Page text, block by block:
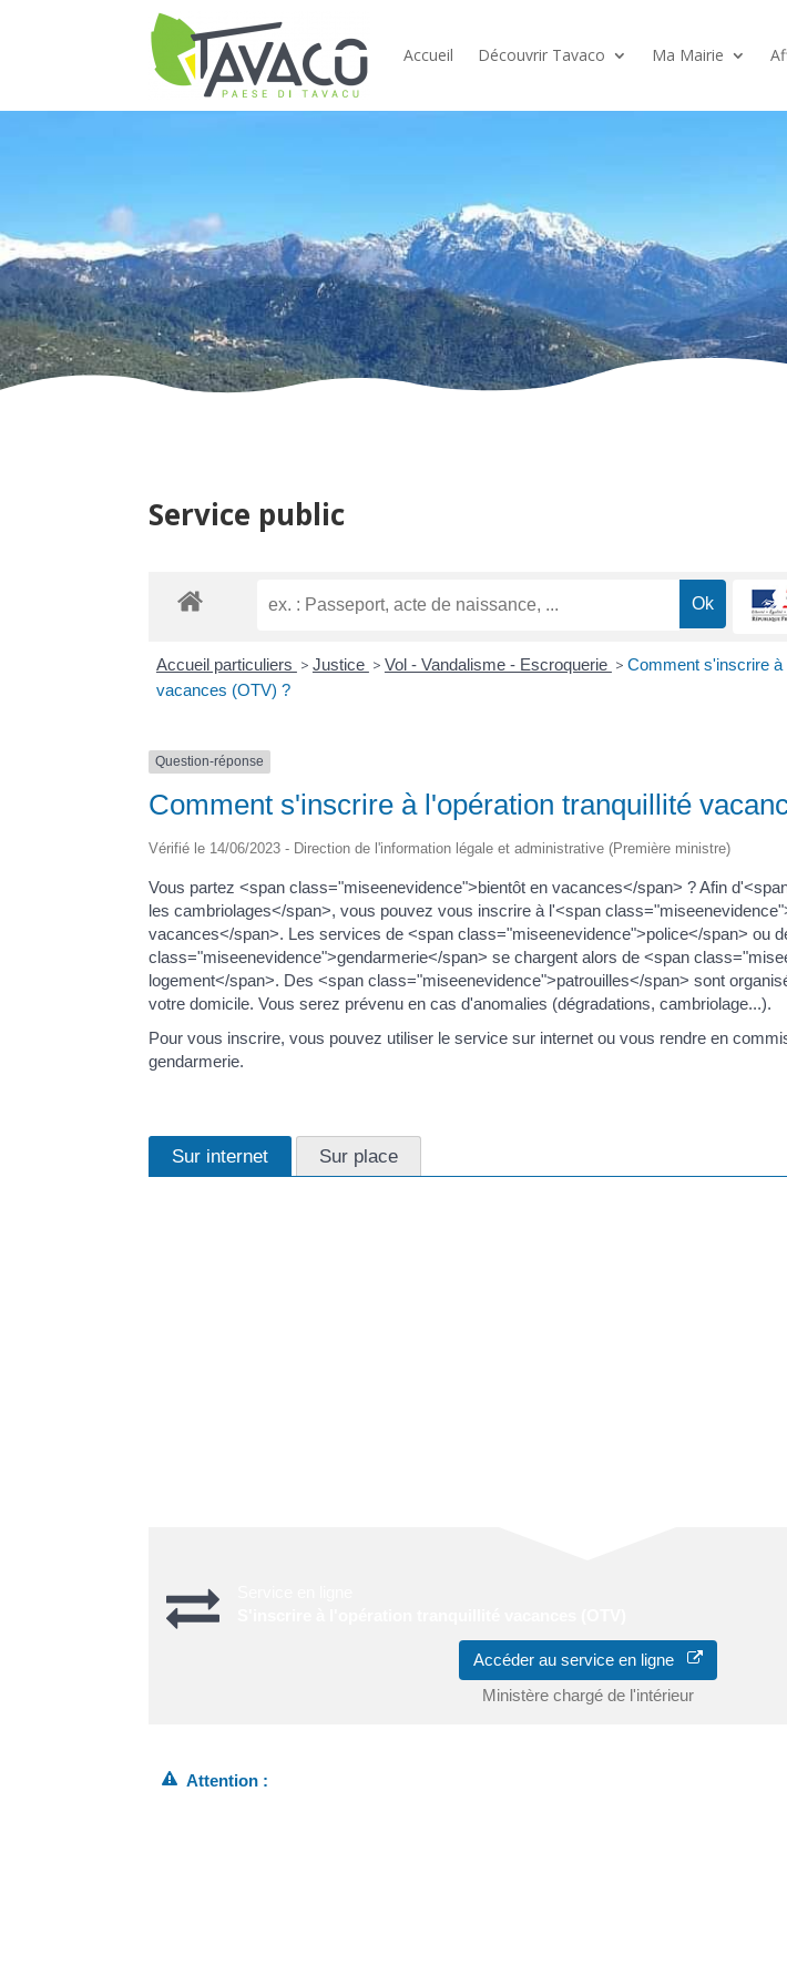
Accueil Découvrir Tavaco Ma Mairie
Service public
Accueil particuliers > Justice > Vol - Vandalisme - Escroquerie > Comment s'inscrire à
vacances (OTV) ?
Question-réponse
Comment s'inscrire à l'opération tranquillité
Vérifié le 14/06/2023 - Direction de l'information légale et administrative (Première ministre)
Vous partez <span class="miseenevidence">bientôt en vacances</span> ? Afin
les cambriolages</span>, vous pouvez vous inscrire à l'<span
vacances</span>. Les services de <span class="miseenevidence">police</span> ou
class="miseenevidence">gendarmerie</span> se chargent alors de <span
logement</span>. Des <span class="miseenevidence">patrouilles</span> sont
votre domicile. Vous serez prévenu en cas d'anomalies (dégradations, cambriolage...).
Pour vous inscrire, vous pouvez utiliser le service sur internet ou vous rendre en
gendarmerie.
Sur internet Sur place
Accéder au service en ligne
Ministère chargé de l'intérieur
Attention :